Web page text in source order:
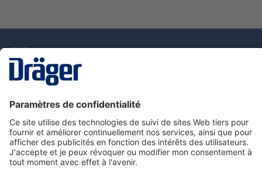
Nous contacter
Service de e-commande Dräger
Informations sur les produits